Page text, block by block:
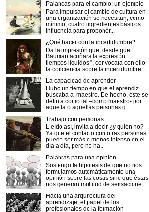
Palancas para el cambio: un ejemplo
Para impulsar el cambio de cultura en
una organización se necesitan, como
mínimo, cuatro ingredientes básicos:
influencia para proponér...
¿Qué hacer con la incertidumbre?
Da la impresión que, desde que
Bauman acuñara la expresión “
tiempos líquidos ”, convocara con ello
la conciencia sobre la incertidumbre...
La capacidad de aprender
Hubo un tiempo en que el aprendiz
buscaba al maestro. De hecho, éste se
definía como tal –como maestro- por
aquella o aquellas personas q...
Trabajo con personas
L eído así, invita a decir ¿y quién no?
Ya que el contacto con otras personas
puede ser más o menos intenso en el
día a día, pero no ha...
Palabras para una opinión.
Sostengo la hipótesis de que no nos
formulamos automáticamente una
opinión sobre las cosas sino que éstas
nos generan multitud de sensacione...
Hacia una arquitectura del
aprendizaje: el papel de los
profesionales de la formación